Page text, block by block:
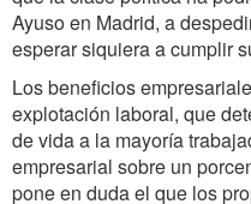
Ayuso en Madrid, a
esperar siquiera a cumplir
Los beneficios
explotación laboral, que
de vida a la mayoría
empresarial sobre un
pone en duda el que los